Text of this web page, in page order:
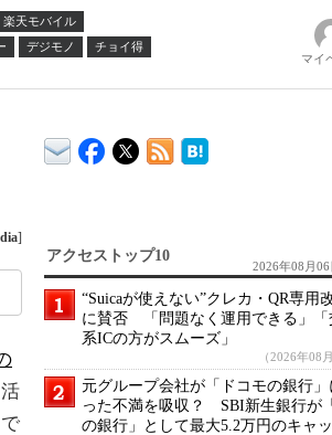
楽天モバイル
デジモノ
チョイ得
マイ
]
アクセストップ10
2026年08月
“Suicaが使えない”クレカ・QR専用
に賛否 「問題なく運用できる」「
系ICの方がスムーズ」
（2026年08
元グループ会社が「ドコモの銀行」
った不満を吸収？ SBI新生銀行が
の銀行」として最大5.2万円のキャ